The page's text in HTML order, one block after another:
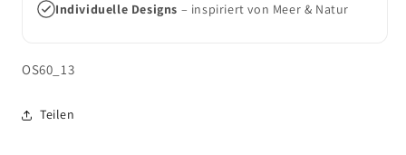
Individuelle Designs – inspiriert von Meer & Natur
SKU:
OS60_13
Teilen